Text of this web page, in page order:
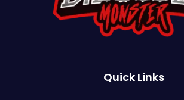
Quick Links